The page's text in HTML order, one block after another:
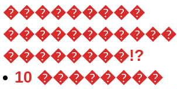
���������
�����������
��������!?
10 ��������